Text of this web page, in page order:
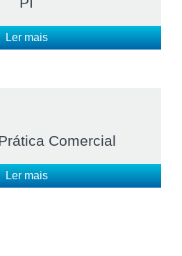
Ler mais
Comercial
Ler mais